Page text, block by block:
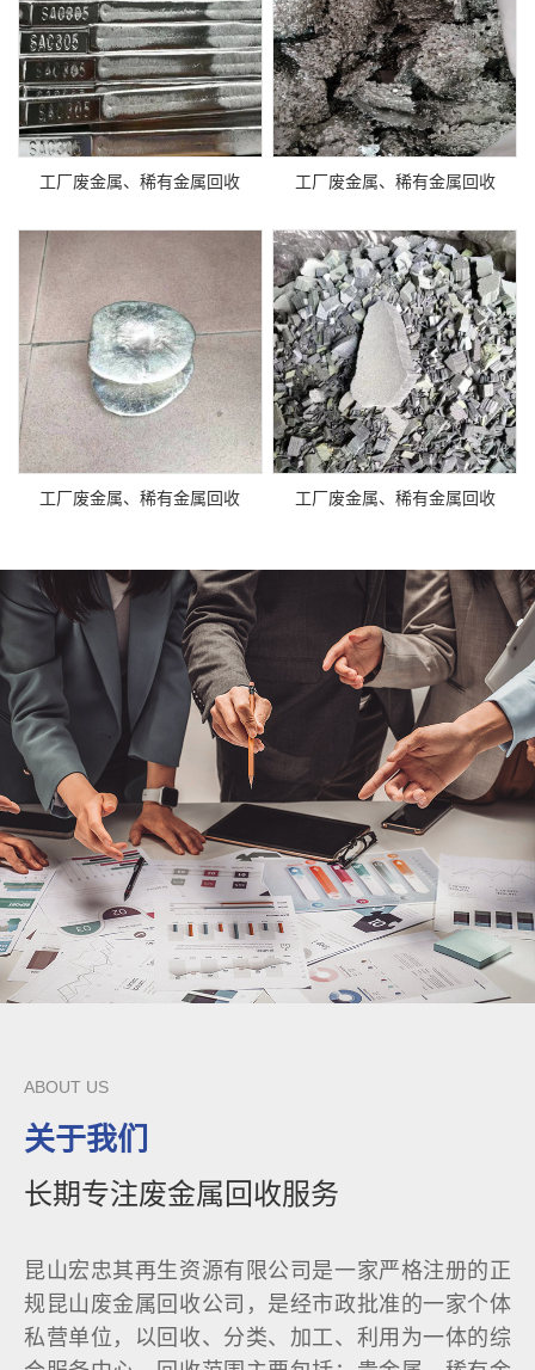
工厂废金属、稀有金属回收 工厂废金属、稀有金属回收
工厂废金属、稀有金属回收 工厂废金属、稀有金属回收
ABOUT US
关于我们
长期专注废金属回收服务
昆山宏忠其再生资源有限公司是一家严格注册的正
规昆山废金属回收公司，是经市政批准的一家个体
私营单位，以回收、分类、加工、利用为一体的综